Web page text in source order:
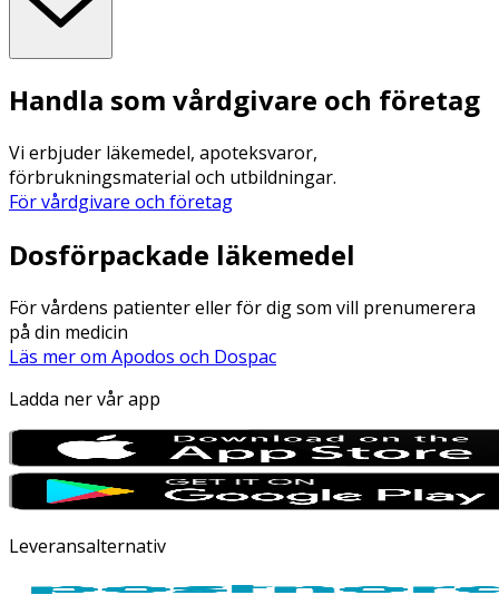
Handla som vårdgivare och företag
Vi erbjuder läkemedel, apoteksvaror,
förbrukningsmaterial och utbildningar.
För vårdgivare och företag
Dosförpackade läkemedel
För vårdens patienter eller för dig som vill prenumerera
på din medicin
Läs mer om Apodos och Dospac
Ladda ner vår app
Leveransalternativ